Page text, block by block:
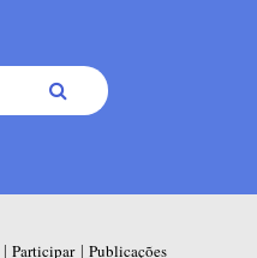
| Participar| Publicações